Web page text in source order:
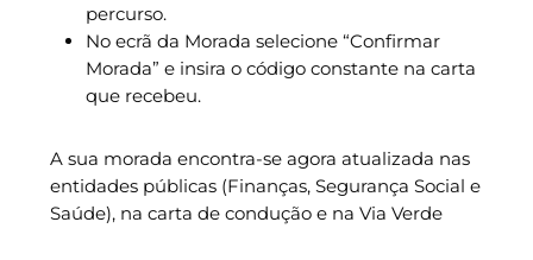
percurso.
No ecrã da Morada selecione “Confirmar
Morada” e insira o código constante na carta
que recebeu.
A sua morada encontra-se agora atualizada nas
entidades públicas (Finanças, Segurança Social e
Saúde), na carta de condução e na Via Verde